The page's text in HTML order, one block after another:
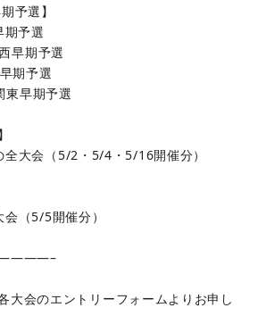
予選】
期予選
早期予選
期予選
東早期予選
全大会（5/2・5/4・5/16開催分）
（5/5開催分）
大会のエントリーフォームよりお申し